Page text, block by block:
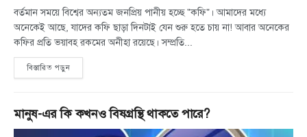
বর্তমান সময়ে বিশ্বের অন্যতম জনপ্রিয় পানীয় হচ্ছে "কফি"। আমাদের মধ্যে
অনেকেই আছে, যাদের কফি ছাড়া দিনটাই যেন শুরু হতে চায় না! আবার অনেকের
কফির প্রতি ভয়াবহ রকমের অনীহা রয়েছে। সম্প্রতি...
বিস্তারিত পড়ুন
মানুষ-এর কি কখনও বিষগ্রন্থি থাকতে পারে?